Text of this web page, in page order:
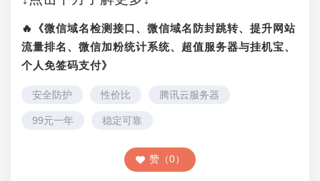
🔥《微信域名检测接口、微信域名防封跳转、提升网站
流量排名、微信加粉统计系统、超值服务器与挂机宝、
个人免签码支付》
安全防护 性价比 腾讯云服务器
99元一年 稳定可靠
赞（0）